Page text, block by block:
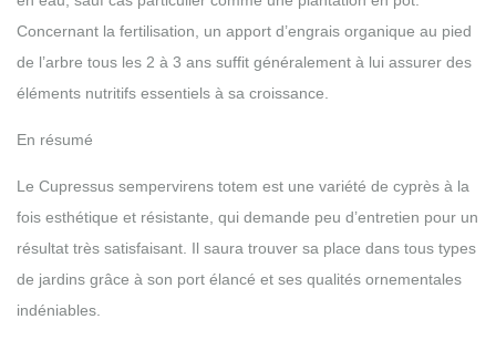
Concernant la fertilisation, un apport d’engrais organique au pied
de l’arbre tous les 2 à 3 ans suffit généralement à lui assurer des
éléments nutritifs essentiels à sa croissance.
En résumé
Le Cupressus sempervirens totem est une variété de cyprès à la
fois esthétique et résistante, qui demande peu d’entretien pour un
résultat très satisfaisant. Il saura trouver sa place dans tous types
de jardins grâce à son port élancé et ses qualités ornementales
indéniables.